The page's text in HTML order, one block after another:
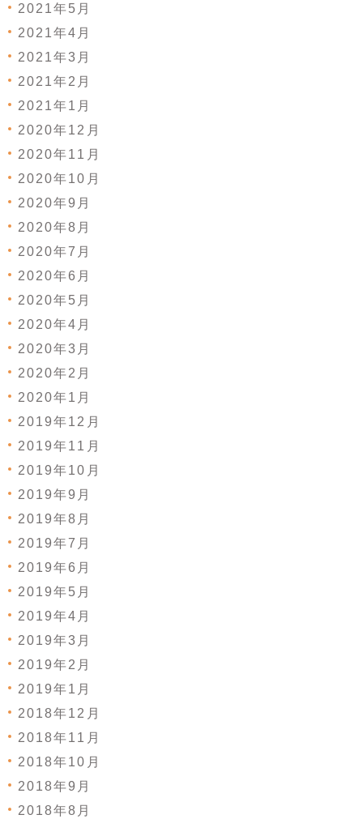
2021年5月
2021年4月
2021年3月
2021年2月
2021年1月
2020年12月
2020年11月
2020年10月
2020年9月
2020年8月
2020年7月
2020年6月
2020年5月
2020年4月
2020年3月
2020年2月
2020年1月
2019年12月
2019年11月
2019年10月
2019年9月
2019年8月
2019年7月
2019年6月
2019年5月
2019年4月
2019年3月
2019年2月
2019年1月
2018年12月
2018年11月
2018年10月
2018年9月
2018年8月